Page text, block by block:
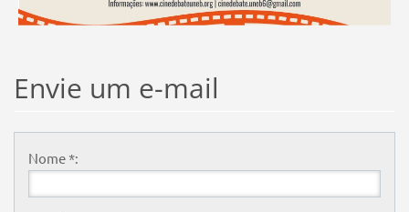
Envie um e-mail
Nome *: